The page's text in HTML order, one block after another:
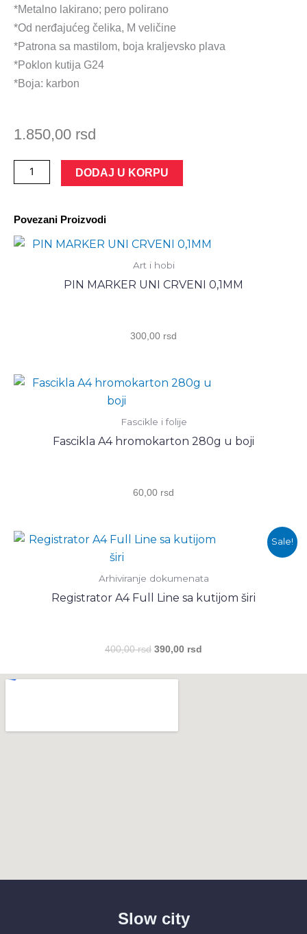
*Metalno lakirano; pero polirano
*Od nerđajućeg čelika, M veličine
*Patrona sa mastilom, boja kraljevsko plava
*Poklon kutija G24
*Boja: karbon
1.850,00 rsd
Nalivpero
Jazz
Elegance
PELIKAN
DODAJ U KORPU
Povezani Proizvodi
Art i hobi
PIN MARKER UNI CRVENI 0,1MM
300,00 rsd
Fascikle i folije
Fascikla A4 hromokarton 280g u boji
60,00 rsd
Sale!
Arhiviranje dokumenata
Registrator A4 Full Line sa kutijom širi
400,00rsd
Оригинална
била:
390,00 rsd
Тренутна
Slow city